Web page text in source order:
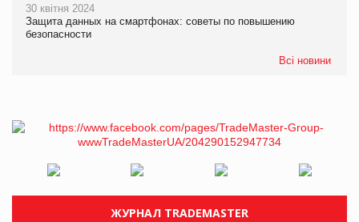
30 квітня 2024
Защита данных на смартфонах: советы по повышению
безопасности
Всі новини
ЖУРНАЛ TRADEMASTER